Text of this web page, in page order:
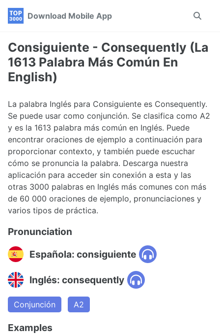
Skip
navigation
Skip
Skip
Download Mobile App
Toggle
Consiguiente - Consequently (La
1613 Palabra Más Común En
English)
La palabra Inglés para Consiguiente es Consequently.
Se puede usar como conjunción. Se clasifica como A2
y es la 1613 palabra más común en Inglés. Puede
encontrar oraciones de ejemplo a continuación para
proporcionar contexto, y también puede escuchar
cómo se pronuncia la palabra. Descarga nuestra
aplicación para acceder sin conexión a esta y las
otras 3000 palabras en Inglés más comunes con más
de 60 000 oraciones de ejemplo, pronunciaciones y
varios tipos de práctica.
Pronunciation
Española: consiguiente
Inglés: consequently
Conjunción A2
Examples